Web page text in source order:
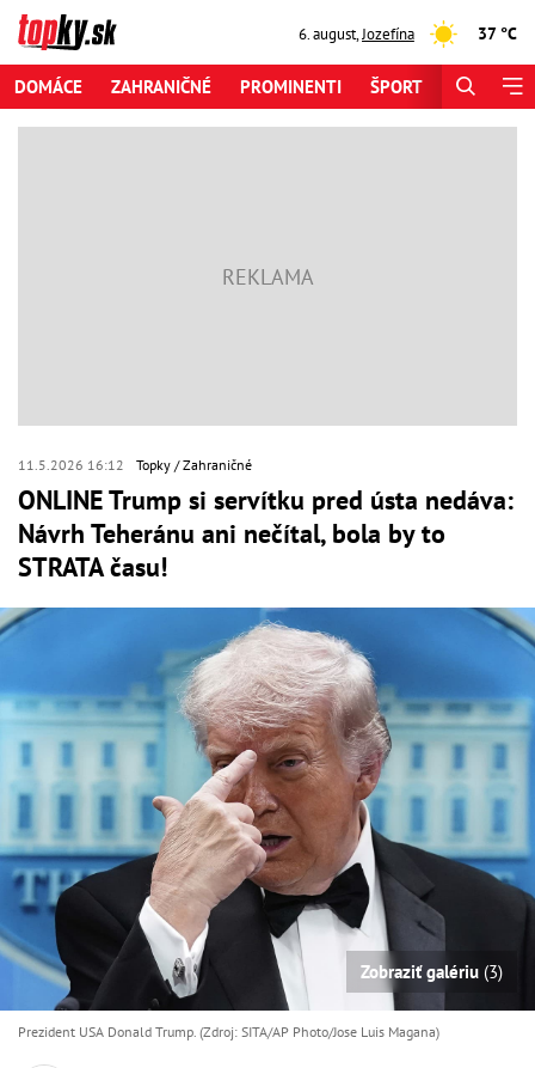
6. august,Jozefína 37 °C
DOMÁCE ZAHRANIČNÉ PROMINENTI ŠPORT
11.5.2026 16:12 Topky Zahraničné
ONLINE Trump si servítku pred ústa nedáva:
Návrh Teheránu ani nečítal, bola by to
STRATA času!
Zobraziť galériu (3)
Prezident USA Donald Trump. (Zdroj: SITA/AP Photo/Jose Luis Magana)